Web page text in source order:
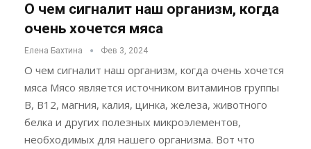
О чем сигналит наш организм, когда
очень хочется мяса
Елена Бахтина Фев 3, 2024
О чем сигналит наш организм, когда очень хочется
мяса Мясо является источником витаминов группы
B, В12, магния, калия, цинка, железа, животного
белка и других полезных микроэлементов,
необходимых для нашего организма. Вот что